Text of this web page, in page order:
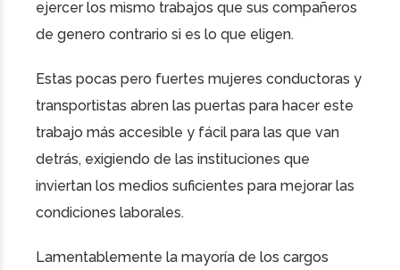
ejercer los mismo trabajos que sus compañeros
de genero contrario si es lo que eligen.
Estas pocas pero fuertes mujeres conductoras y
transportistas abren las puertas para hacer este
trabajo más accesible y fácil para las que van
detrás, exigiendo de las instituciones que
inviertan los medios suficientes para mejorar las
condiciones laborales.
Lamentablemente la mayoría de los cargos